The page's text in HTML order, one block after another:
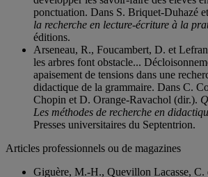
ponctuation. Dans S. Briquet-Duhazé
la recherche en lecture-écriture à la
éditions.
Arseneau, R., Foucambert, D. et
les arbres font obstacle...
apaisement de tensions dans une
didactique de la grammaire. Dans C.
Chopin et D. Orange-Ravachol (dir.).
Les méthodes de recherche en
Presses universitaires du Septentrion.
Articles professionnels ou de magazines
Giguère, M.-H., Quevillon Lacasse, C.